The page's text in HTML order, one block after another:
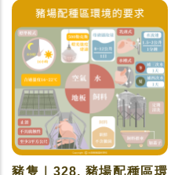
豬隻｜328. 豬場配種區環